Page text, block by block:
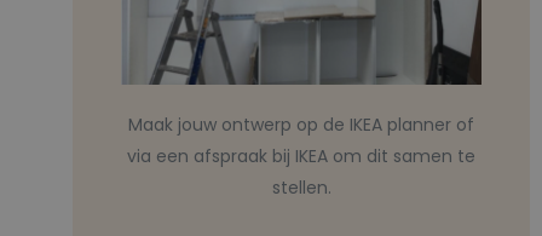
Maak jouw ontwerp op de IKEA planner of
via een afspraak bij IKEA om dit samen te
stellen.